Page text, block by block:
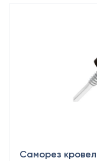
Саморез